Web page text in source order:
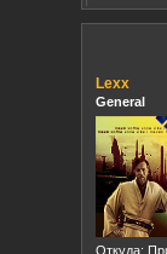
Lexx
General
Откуда: